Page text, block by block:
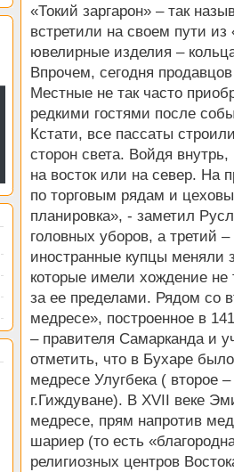
«Токий заргарон» – так
встретили на своем пути
ювелирные изделия –
Впрочем, сегодня
Местные не так часто
редкими гостями после
Кстати, все пассаты
сторон света. Войдя
на восток или на север. На
по торговым рядам и
планировка», - заметил
головных уборов, а третий
иностранные купцы меняли
которые имели хождение не
за ее пределами. Рядом со
медресе», построенное в
– правителя Самарканда и
отметить, что в Бухаре
медресе Улугбека ( второе
г.Гиждуване). В XVII веке
медресе, прям напротив
шариер (то есть
религиозных центров